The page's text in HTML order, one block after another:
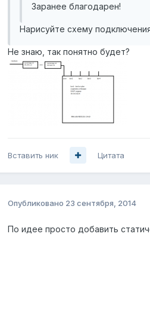
Заранее благодарен!
Нарисуйте схему
Не знаю, так понятно будет?
Вставить ник Цитата
Опубликовано 23 сентября, 2014
По идее просто добавить